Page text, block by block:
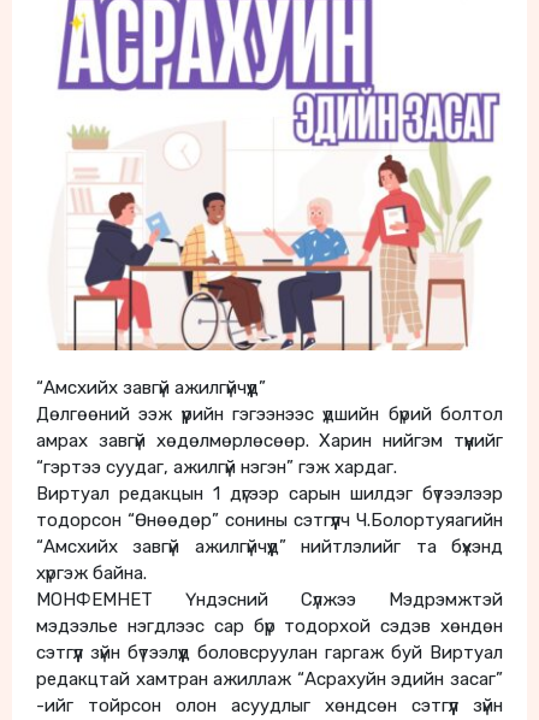
“Амсхийх завгүй ажилгүйчүүд”
Дөлгөөний ээж үүрийн гэгээнээс үдшийн бүрий болтол
амрах завгүй хөдөлмөрлөсөөр. Харин нийгэм түүнийг
“гэртээ суудаг, ажилгүй нэгэн” гэж хардаг.
Виртуал редакцын 1 дүгээр сарын шилдэг бүтээлээр
тодорсон “Өнөөдөр” сонины сэтгүүлч Ч.Болортуяагийн
“Амсхийх завгүй ажилгүйчүүд” нийтлэлийг та бүхэнд
хүргэж байна.
МОНФЕМНЕТ Үндэсний Сүлжээ Мэдрэмжтэй
мэдээлье нэгдлээс сар бүр тодорхой сэдэв хөндөн
сэтгүүл зүйн бүтээлүүд боловсруулан гаргаж буй Виртуал
редакцтай хамтран ажиллаж “Асрахуйн эдийн засаг”
-ийг тойрсон олон асуудлыг хөндсөн сэтгүүл зүйн